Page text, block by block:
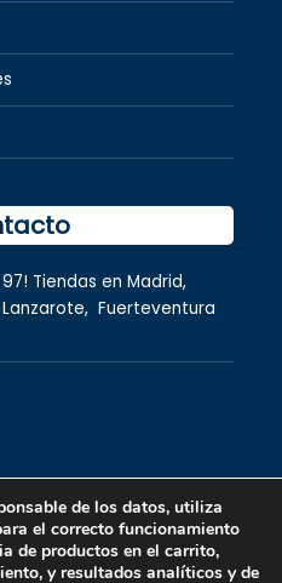
! Tiendas en Madrid,
Lanzarote, Fuerteventura
S.A.
de los datos, utiliza
el correcto funcionamiento
de productos en el carrito,
y resultados analíticos y de